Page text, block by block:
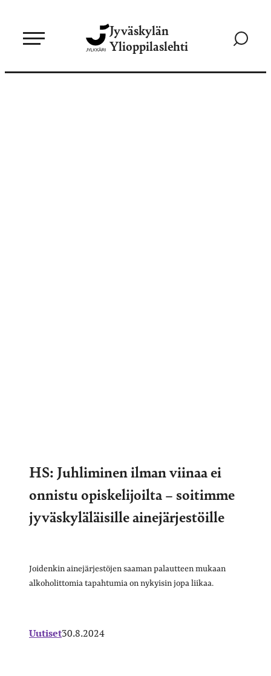
sisältöön
Jyväskylän
Ylioppilaslehti
Siirry
HS: Juhliminen ilman viinaa ei
onnistu opiskelijoilta – soitimme
jyväskyläläisille ainejärjestöille
Joidenkin ainejärjestöjen saaman palautteen mukaan
alkoholittomia tapahtumia on nykyisin jopa liikaa.
Uutiset30.8.2024